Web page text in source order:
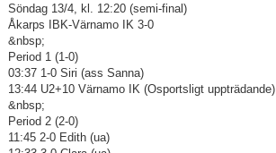
Söndag 13/4, kl. 12:20 (semi-final)
Åkarps IBK-Värnamo IK 3-0
&nbsp;
Period 1 (1-0)
03:37 1-0 Siri (ass Sanna)
13:44 U2+10 Värnamo IK (Osportsligt uppträdande)
&nbsp;
Period 2 (2-0)
11:45 2-0 Edith (ua)